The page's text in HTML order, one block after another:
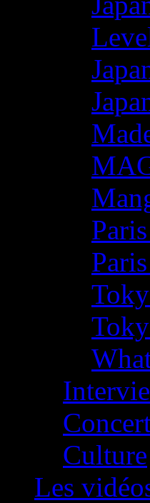
Culture
Les